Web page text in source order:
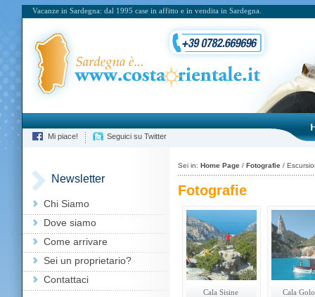
Vacanze in Sardegna: dal 1995 case in affitto e in vendita in Sardegna.
Mi piace! Seguici su Twitter
Newsletter
Chi Siamo
Dove siamo
Come arrivare
Sei un proprietario?
Contattaci
Sei in: Home Page / Fotografie /
Fotografie
Cala Sisine Cala